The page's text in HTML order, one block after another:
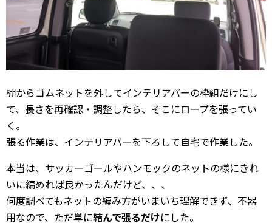
棚からゴムネットを外してインテリアバーの枠組だけにし
て、長さを再確認・調整したら、そこにロープを張ってい
く。
張る作業は、インテリアバーを下ろして自宅で作業した。
本当は、サッカーゴールやハンモックのネットの様にきれ
いに編めれば良かったんだけど、、、
何度調べてもネットの編み方がいまいち理解できず、不器
用なので、ただ単に結んで張るだけにした。